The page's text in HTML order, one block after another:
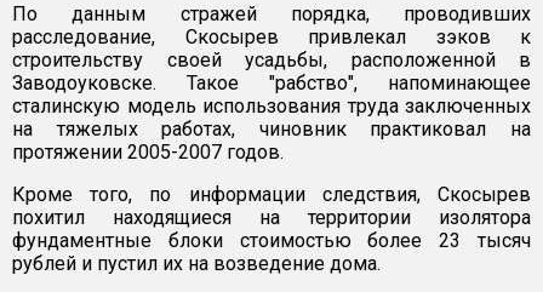
По данным стражей порядка, проводивших
расследование, Скосырев привлекал зэков к
строительству своей усадьбы, расположенной в
Заводоуковске. Такое "рабство", напоминающее
сталинскую модель использования труда заключенных
на тяжелых работах, чиновник практиковал на
протяжении 2005-2007 годов.
Кроме того, по информации следствия, Скосырев
похитил находящиеся на территории изолятора
фундаментные блоки стоимостью более 23 тысяч
рублей и пустил их на возведение дома.